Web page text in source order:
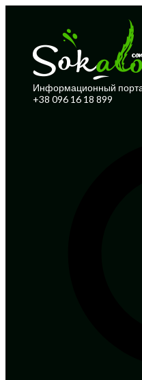
Информационный
+38 096 16 18 899